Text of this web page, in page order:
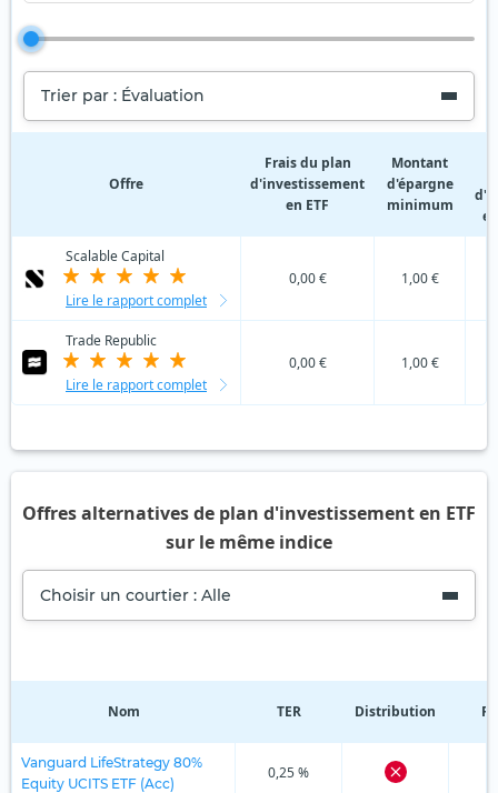
Trier par : Évaluation
Offre
Frais du plan
d'investissement
en ETF
Montant
d'épargne
minimum
Scalable Capital
Lire le rapport complet
0,00 € 1,00 €
Trade Republic
Lire le rapport complet
0,00 € 1,00 €
Offres alternatives de plan d'investissement en ETF
sur le même indice
Choisir un courtier : Alle
Nom TER Distribution
Vanguard LifeStrategy 80%
Equity UCITS ETF (Acc)
0,25 %